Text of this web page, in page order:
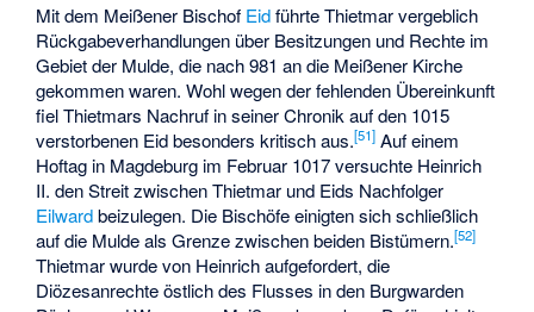
Mit dem Meißener Bischof Eidführte Thietmar vergeblich
Rückgabeverhandlungen über Besitzungen und Rechte im
Gebiet der Mulde, die nach 981 an die Meißener Kirche
gekommen waren. Wohl wegen der fehlenden Übereinkunft
fiel Thietmars Nachruf in seiner Chronik auf den 1015
verstorbenen Eid besonders kritisch aus.[51] Auf einem
Hoftag in Magdeburg im Februar 1017 versuchte Heinrich
II. den Streit zwischen Thietmar und Eids Nachfolger
Eilwardbeizulegen. Die Bischöfe einigten sich schließlich
auf die Mulde als Grenze zwischen beiden Bistümern.[52]
Thietmar wurde von Heinrich aufgefordert, die
Diözesanrechte östlich des Flusses in den Burgwarden